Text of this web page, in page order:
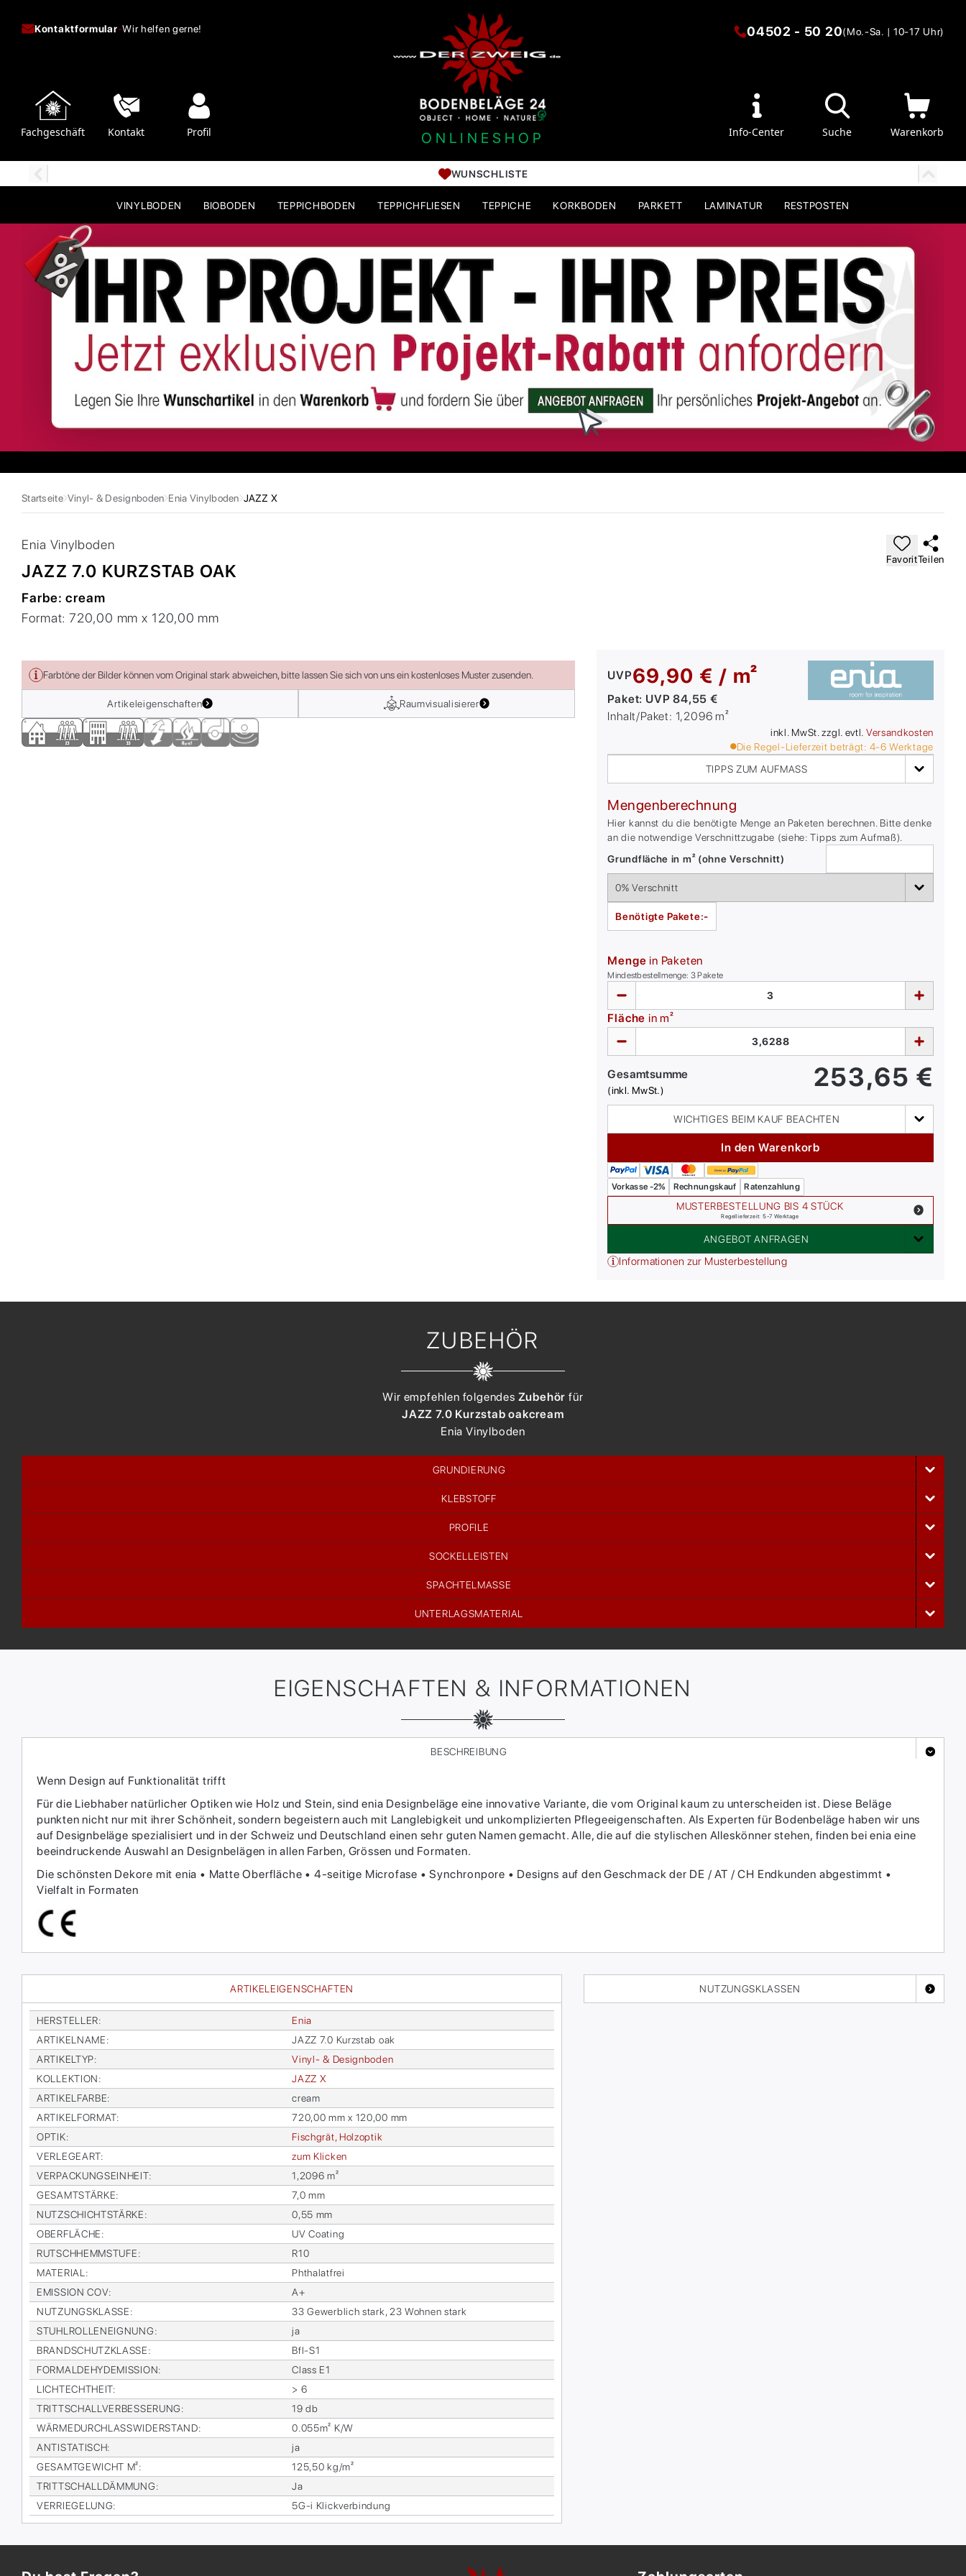
Kontaktformular-Wir helfen gerne!
Fachgeschäft Kontakt Profil ONLINESHOP
04502 - 50 20(Mo.-Sa. | 10-17 Uhr)
Info-Center Suche Warenkorb
WUNSCHLISTE
VINYLBODEN BIOBODEN TEPPICHBODEN TEPPICHFLIESEN TEPPICHE KORKBODEN PARKETT LAMINATUR RESTPOSTEN
Startseite Vinyl- & Designboden Enia Vinylboden JAZZ X
Enia Vinylboden
JAZZ 7.0 KURZSTAB OAK
Farbe:cream
Format:720,00 mm x 120,00 mm
FavoritTeilen
Farbtöne der Bilder können vom Original stark abweichen, bitte lassen Sie sich von uns ein kostenloses Muster zusenden.
Artikeleigenschaften Raumvisualisierer
UVP69,90 € / m²
Paket: UVP84,55 €
Inhalt/Paket: 1,2096 m²
inkl. MwSt. zzgl. evtl. Versandkosten
Die Regel-Lieferzeit beträgt: 4-6 Werktage
TIPPS ZUM AUFMASS
Mengenberechnung
Hier kannst du die benötigte Menge an Paketen berechnen. Bitte denke
an die notwendige Verschnittzugabe (siehe: Tipps zum Aufmaß).
Grundfläche in m² (ohne Verschnitt)
Benötigte Pakete:-
Menge in Paketen
Mindestbestellmenge: 3Pakete
Fläche in m²
Gesamtsumme
(inkl. MwSt.) 253,65 €
WICHTIGES BEIM KAUF BEACHTEN
In den Warenkorb
Vorkasse -2% Rechnungskauf Ratenzahlung
MUSTERBESTELLUNG BIS 4 STÜCK
Regellieferzeit: 5-7 Werktage
ANGEBOT ANFRAGEN
Informationen zur Musterbestellung
ZUBEHÖR
Wir empfehlen folgendes Zubehör für
JAZZ 7.0 Kurzstab oakcream
Enia Vinylboden
GRUNDIERUNG
KLEBSTOFF
PROFILE
SOCKELLEISTEN
SPACHTELMASSE
UNTERLAGSMATERIAL
EIGENSCHAFTEN & INFORMATIONEN
ARTIKELEIGENSCHAFTEN
HER­STEL­LER:
Enia
AR­TI­KEL­NA­ME:
JAZZ 7.0 Kurz­stab oak
AR­TI­KEL­TYP:
Vi­nyl- & De­sign­bo­den
KOL­LEK­TI­ON:
JAZZ X
AR­TI­KEL­FAR­BE:
cream
AR­TI­KEL­FOR­MAT:
720,00 mm x 120,00 mm
OP­TIK:
Fisch­grät, Holz­op­tik
VER­LE­GE­ART:
zum Kli­cken
VER­PA­CKUNGS­EIN­HEIT:
1,2096 m²
GE­SAMT­STÄR­KE:
7,0 mm
NUTZ­SCHICHT­STÄR­KE:
0,55 mm
OBER­FLÄ­CHE:
UV Coa­ting
RUTSCH­HEMM­STU­FE:
R10
MA­TE­RI­AL :
Phtha­lat­frei
EMIS­SI­ON COV:
A+
NUT­ZUNGS­KLAS­SE:
33 Ge­werb­lich stark, 23 Woh­nen stark
STUHL­ROL­LEN­EIG­NUNG:
ja
BRAND­SCHUTZ­KLAS­SE:
Bfl-S1
FORM­ALDE­HY­DE­MIS­SI­ON:
Class E1
LICHTECHT­HEIT:
> 6
TRITT­SCHALL­VER­BES­SE­RUNG:
19 db
WÄR­ME­DURCH­LASS­WI­DER­STAND:
0.055m² K/W
AN­TI­STA­TISCH:
ja
GE­SAMT­GE­WICHT M²:
125,50 kg/m²
TRITT­SCHALL­DÄM­MUNG:
Ja
VER­RIE­GE­LUNG: 5G-i Klick­ver­bin­dung
BESCHREIBUNG
Wenn Design auf Funktionalität trifft
Für die Liebhaber natürlicher Optiken wie Holz und Stein, sind enia Designbeläge eine innovative Variante, die vom Original kaum zu unterscheiden ist. Diese Beläge
punkten nicht nur mit ihrer Schönheit, sondern begeistern auch mit Langlebigkeit und unkomplizierten Pflegeeigenschaften. Als Experten für Bodenbeläge haben wir uns
auf Designbeläge spezialisiert und in der Schweiz und Deutschland einen sehr guten Namen gemacht. Alle, die auf die stylischen Alleskönner stehen, finden bei enia eine
beeindruckende Auswahl an Designbelägen in allen Farben, Grössen und Formaten.
Die schönsten Dekore mit enia • Matte Oberfläche • 4-seitige Microfase • Synchronpore • Designs auf den Geschmack der DE / AT / CH Endkunden abgestimmt •
Vielfalt in Formaten
NUTZUNGSKLASSEN